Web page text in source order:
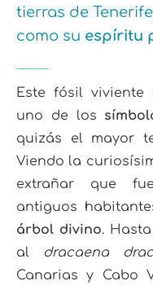
tierras de
como su espíritu
Este fósil viviente
uno de los
quizás el mayor
Viendo la
extrañar que
antiguos
árbol divino.
al
dracaena
Canarias y Cabo